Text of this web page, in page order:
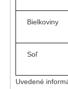
Bielkoviny
Soľ
Uvedené